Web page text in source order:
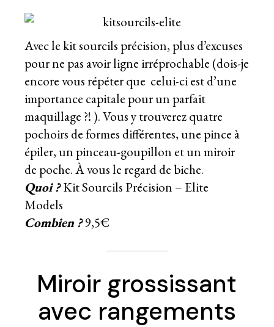
Avec le kit sourcils précision, plus d’excuses
pour ne pas avoir ligne irréprochable (dois-je
encore vous répéter que celui-ci est d’une
importance capitale pour un parfait
maquillage ?! ). Vous y trouverez quatre
pochoirs de formes différentes, une pince à
épiler, un pinceau-goupillon et un miroir
de poche. À vous le regard de biche.
Quoi ?Kit Sourcils Précision – Elite
Models
Combien ?9,5€
Miroir grossissant
avec rangements